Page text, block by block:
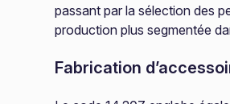
passant par la sélection des
production plus segmentée
Fabrication